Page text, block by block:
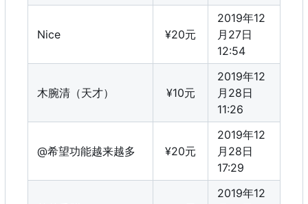
Nice ¥20元
2019年12
月27日
12:54
木腕清（天才） ¥10元
2019年12
月28日
11:26
@希望功能越来越多 ¥20元
2019年12
月28日
17:29
2019年12